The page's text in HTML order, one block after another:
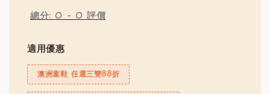
總分: 0 - 0 評價
適用優惠
澳洲童鞋 任選三雙88折